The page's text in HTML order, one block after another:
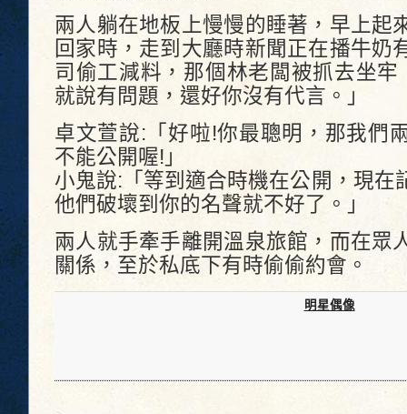
兩人躺在地板上慢慢的睡著，早上起
回家時，走到大廳時新聞正在播牛奶
司偷工減料，那個林老闆被抓去坐
就說有問題，還好你沒有代言。」
卓文萱說:「好啦!你最聰明，那我們
不能公開喔!」
小鬼說:「等到適合時機在公開，現在
他們破壞到你的名聲就不好了。」
兩人就手牽手離開溫泉旅館，而在眾
關係，至於私底下有時偷偷約會。
明星偶像